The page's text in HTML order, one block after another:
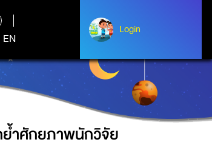
EN
Login
Login
วามอุดมสมบูรณ์ของความ
ย้ำศักยภาพนักวิจัย